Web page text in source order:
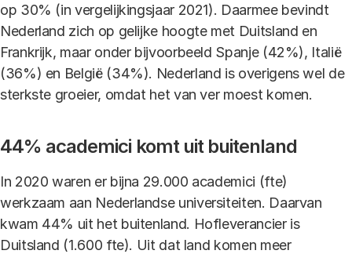
op 30% (in vergelijkingsjaar 2021). Daarmee bevindt
Nederland zich op gelijke hoogte met Duitsland en
Frankrijk, maar onder bijvoorbeeld Spanje (42%), Italië
(36%) en België (34%). Nederland is overigens wel de
sterkste groeier, omdat het van ver moest komen.
44% academici komt uit buitenland
In 2020 waren er bijna 29.000 academici (fte)
werkzaam aan Nederlandse universiteiten. Daarvan
kwam 44% uit het buitenland. Hofleverancier is
Duitsland (1.600 fte). Uit dat land komen meer